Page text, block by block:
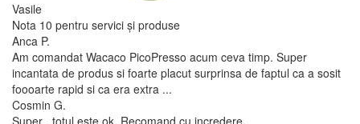
Vasile
Nota 10 pentru servici și produse
Anca P.
Am comandat Wacaco PicoPresso acum ceva timp. Super
incantata de produs si foarte placut surprinsa de faptul ca a sosit
foooarte rapid si ca era extra ...
Cosmin G.